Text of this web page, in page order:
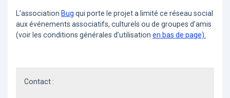
L’association Bug qui porte le projet a limité ce réseau social
aux événements associatifs, culturels ou de groupes d’amis
(voir les conditions générales d’utilisation en bas de page).
Contact :